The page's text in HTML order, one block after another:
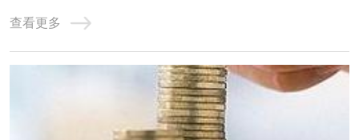
的费用。例如，如果需要过桥50万，就必须确认银行能否贷
出这么多钱‌。‌计算过桥费用‌：在确认银行预审批通过后，需
要计算过桥费用。从出资日开 ...
查看更多